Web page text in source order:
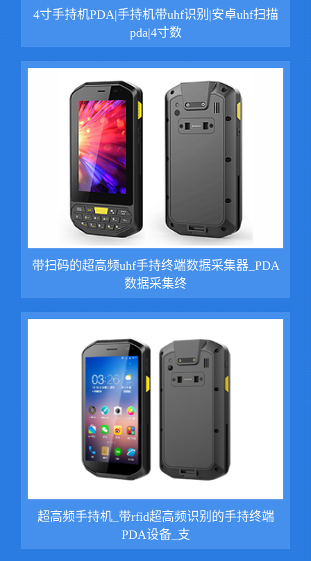
4寸手持机PDA|手持机带uhf识别|安卓uhf扫描
pda|4寸数
带扫码的超高频uhf手持终端数据采集器_PDA
数据采集终
超高频手持机_带rfid超高频识别的手持终端
PDA设备_支